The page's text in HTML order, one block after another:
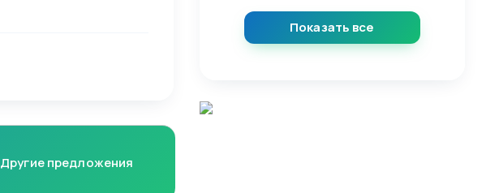
Другие предложения
Показать все